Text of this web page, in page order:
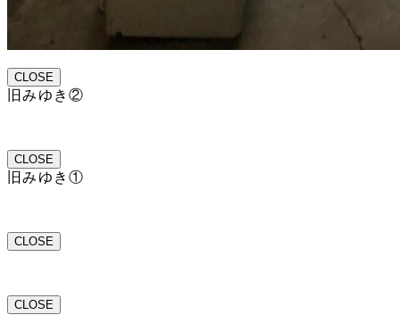
CLOSE
旧みゆき②
CLOSE
旧みゆき①
CLOSE
CLOSE